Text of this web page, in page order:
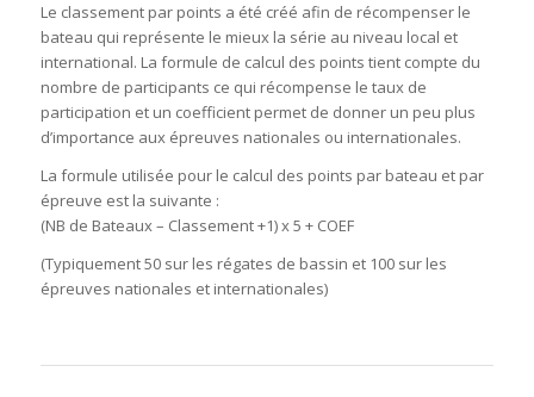
Le classement par points a été créé afin de récompenser le
bateau qui représente le mieux la série au niveau local et
international. La formule de calcul des points tient compte du
nombre de participants ce qui récompense le taux de
participation et un coefficient permet de donner un peu plus
d’importance aux épreuves nationales ou internationales.
La formule utilisée pour le calcul des points par bateau et par
épreuve est la suivante :
(NB de Bateaux – Classement +1) x 5 + COEF
(Typiquement 50 sur les régates de bassin et 100 sur les
épreuves nationales et internationales)